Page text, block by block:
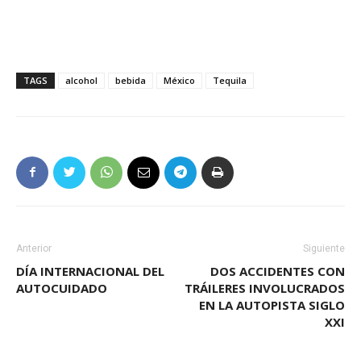
TAGS alcohol bebida México Tequila
Anterior
DÍA INTERNACIONAL DEL
AUTOCUIDADO
Siguiente
DOS ACCIDENTES CON
TRÁILERES INVOLUCRADOS
EN LA AUTOPISTA SIGLO
XXI